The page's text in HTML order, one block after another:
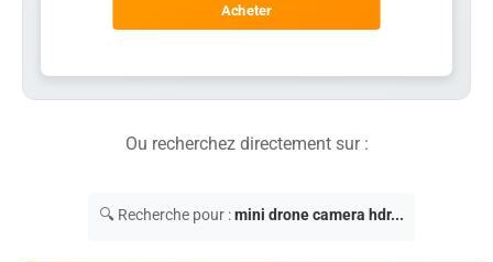
Acheter
Ou recherchez directement sur :
🔍 Recherche pour :mini drone camera hdr...